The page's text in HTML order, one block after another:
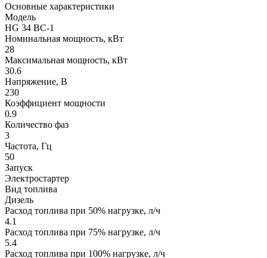
Основные характеристики
Модель
HG 34 BС-1
Номинальная мощность, кВт
28
Максимальная мощность, кВт
30.6
Напряжение, В
230
Коэффициент мощности
0.9
Количество фаз
3
Частота, Гц
50
Запуск
Электростартер
Вид топлива
Дизель
Расход топлива при 50% нагрузке, л/ч
4.1
Расход топлива при 75% нагрузке, л/ч
5.4
Расход топлива при 100% нагрузке, л/ч